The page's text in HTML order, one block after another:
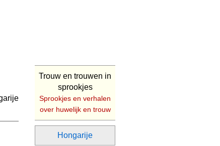
Trouw en trouwen in
sprookjes
Sprookjes en verhalen
over huwelijk en trouw
Hongarije